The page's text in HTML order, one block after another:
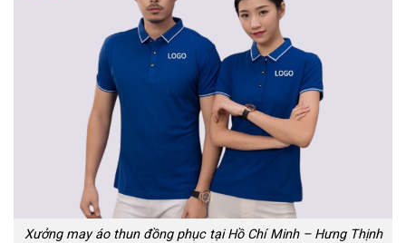
Xưởng may áo thun đồng phục tại Hồ Chí Minh – Hưng Thịnh